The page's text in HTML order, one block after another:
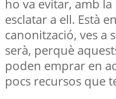
ho va evitar, amb
esclatar a ell. Està
canonització, ves a
serà, perquè
poden emprar en
pocs recursos que